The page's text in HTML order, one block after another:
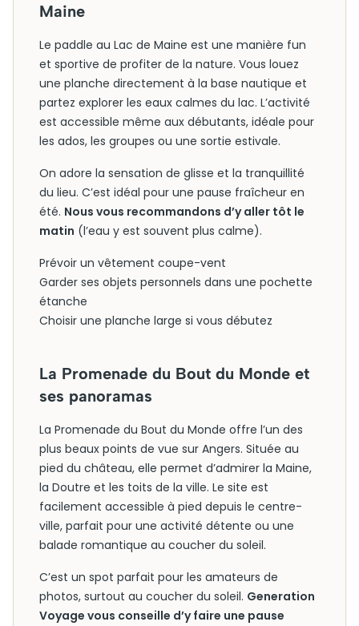
Maine
Le paddle au Lac de Maine est une manière fun
et sportive de profiter de la nature. Vous louez
une planche directement à la base nautique et
partez explorer les eaux calmes du lac. L’activité
est accessible même aux débutants, idéale pour
les ados, les groupes ou une sortie estivale.
On adore la sensation de glisse et la tranquillité
du lieu. C’est idéal pour une pause fraîcheur en
été. Nous vous recommandons d’y aller tôt le
matin (l’eau y est souvent plus calme).
Prévoir un vêtement coupe-vent
Garder ses objets personnels dans une pochette
étanche
Choisir une planche large si vous débutez
La Promenade du Bout du Monde et
ses panoramas
La Promenade du Bout du Monde offre l’un des
plus beaux points de vue sur Angers. Située au
pied du château, elle permet d’admirer la Maine,
la Doutre et les toits de la ville. Le site est
facilement accessible à pied depuis le centre-
ville, parfait pour une activité détente ou une
balade romantique au coucher du soleil.
C’est un spot parfait pour les amateurs de
photos, surtout au coucher du soleil. Generation
Voyage vous conseille d’y faire une pause